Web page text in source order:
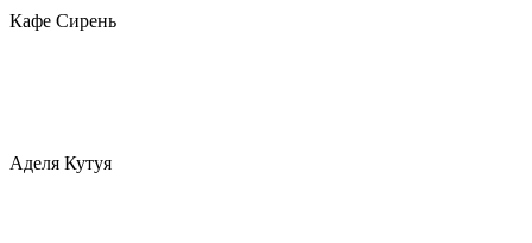
Кафе Сирень
Аделя Кутуя